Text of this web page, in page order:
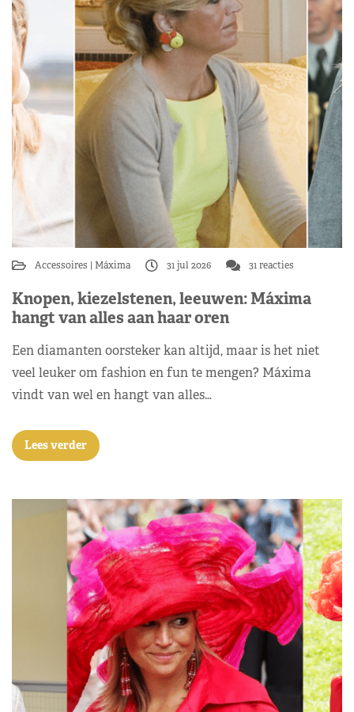
Accessoires Máxima 31 jul 2026 31 reacties
Knopen, kiezelstenen, leeuwen: Máxima
hangt van alles aan haar oren
Een diamanten oorsteker kan altijd, maar is het niet
veel leuker om fashion en fun te mengen? Máxima
vindt van wel en hangt van alles…
Lees verder